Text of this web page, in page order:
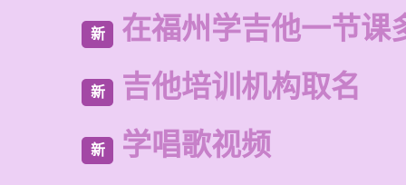
新 在福州学吉他一节课
新 吉他培训机构取名
新 学唱歌视频